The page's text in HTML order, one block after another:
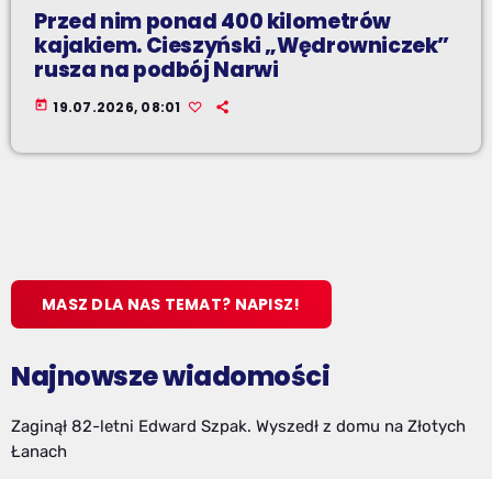
Przed nim ponad 400 kilometrów
kajakiem. Cieszyński „Wędrowniczek”
rusza na podbój Narwi
today 19.07.2026, 08:01
MASZ DLA NAS TEMAT? NAPISZ!
Najnowsze wiadomości
Zaginął 82-letni Edward Szpak. Wyszedł z domu na Złotych
Łanach